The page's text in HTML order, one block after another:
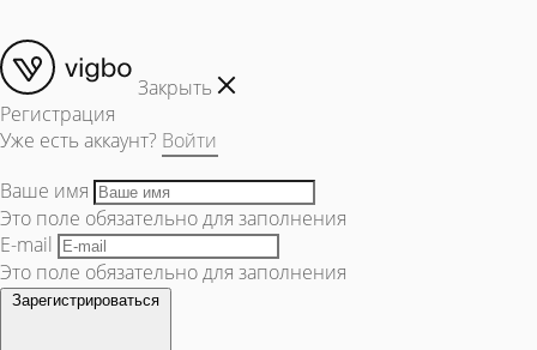
Закрыть
Регистрация
Уже есть аккаунт? Войти
Ваше имя
Это поле обязательно для заполнения
E-mail
Это поле обязательно для заполнения
Зарегистрироваться